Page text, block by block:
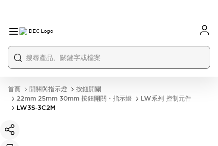
首頁 開關與指示燈
按鈕開關
22mm 25mm 30mm 按鈕開關・指示燈
LW系列 控制元件
LW3S-3C2M